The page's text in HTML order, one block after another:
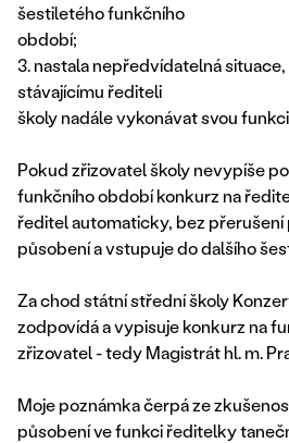
šestiletého funkčního
období;
3. nastala nepředvídatelná
stávajícímu řediteli
školy nadále vykonávat svou
Pokud zřizovatel školy nevypíše
funkčního období konkurz na
ředitel automaticky, bez přerušení
působení a vstupuje do dalšího
Za chod státní střední školy
zodpovídá a vypisuje konkurz na
zřizovatel - tedy Magistrát hl. m.
Moje poznámka čerpá ze
působení ve funkci ředitelky